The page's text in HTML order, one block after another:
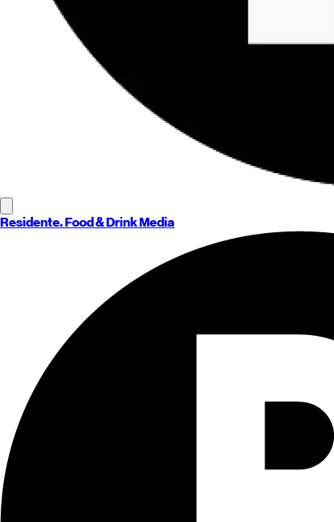
Residente. Food & Drink Media